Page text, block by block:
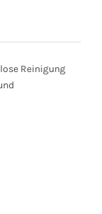
Reinigung